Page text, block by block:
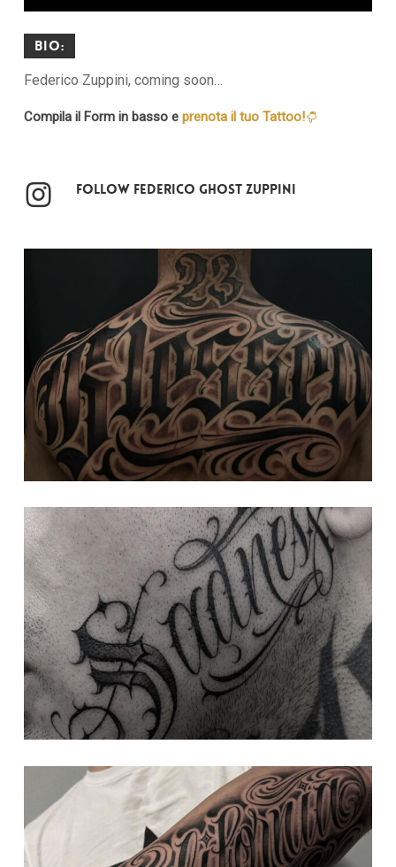
Bio:
Federico Zuppini, coming soon…
Compila il Form in basso e prenota il tuo Tattoo!
Follow Federico Ghost Zuppini